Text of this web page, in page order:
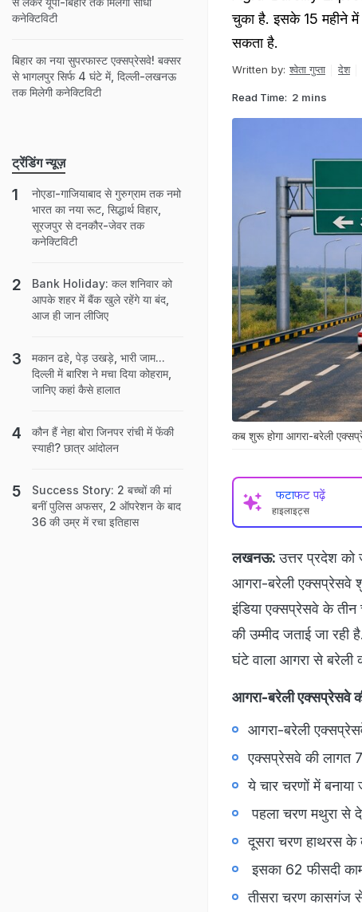
चुका है. इसके 15 महीने में
सकता है.
Written by: श्वेता गुप्ता देश
Read Time: 2 mins
कब शुरू होगा आगरा-बरेली
फटाफट पढ़ें
हाइलाइट्स
लखनऊ: उत्तर प्रदेश
आगरा-बरेली एक्सप्रेसवे
इंडिया एक्सप्रेसवे के
की उम्मीद जताई जा
घंटे वाला आगरा से बरेली
आगरा-बरेली एक्सप्रेसवे
आगरा-बरेली
एक्सप्रेसवे की लागत
ये चार चरणों में बनाया
पहला चरण मथुरा से
दूसरा चरण हाथरस के
इसका 62 फीसदी
तीसरा चरण कासगंज
कनेक्टिविटी
बिहार का नया सुपरफास्ट एक्सप्रेसवे! बक्सर
से भागलपुर सिर्फ 4 घंटे में, दिल्ली-लखनऊ
तक मिलेगी कनेक्टिविटी
ट्रेंडिंग न्यूज़
नोएडा-गाजियाबाद से गुरुग्राम तक नमो
भारत का नया रूट, सिद्धार्थ विहार,
सूरजपुर से दनकौर-जेवर तक
कनेक्टिविटी
Bank Holiday: कल शनिवार को
आपके शहर में बैंक खुले रहेंगे या बंद,
आज ही जान लीजिए
मकान ढहे, पेड़ उखड़े, भारी जाम...
दिल्ली में बारिश ने मचा दिया कोहराम,
जानिए कहां कैसे हालात
कौन हैं नेहा बोरा जिनपर रांची में फेंकी
स्याही? छात्र आंदोलन
Success Story: 2 बच्चों की मां
बनीं पुल‍िस अफसर, 2 ऑपरेशन के बाद
36 की उम्र में रचा इतिहास